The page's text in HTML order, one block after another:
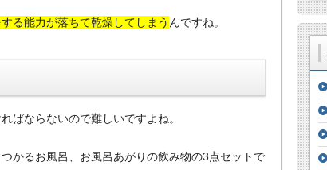
る能力が落ちて乾燥してしまう んですね。
ばならないので難しいですよね。
かるお風呂、お風呂あがりの飲み物の3点セットで